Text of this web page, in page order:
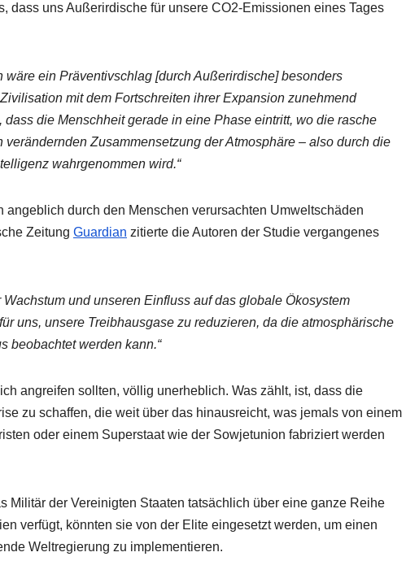
dass uns Außerirdische für unsere CO2-Emissionen eines Tages
wäre ein Präventivschlag [durch Außerirdische] besonders
mit dem Fortschreiten ihrer Expansion zunehmend
die Menschheit gerade in eine Phase eintritt, wo die rasche
Zusammensetzung der Atmosphäre – also durch die
wahrgenommen wird.“
angeblich durch den Menschen verursachten Umweltschäden
Zeitung Guardian zitierte die Autoren der Studie vergangenes
und unseren Einfluss auf das globale Ökosystem
uns, unsere Treibhausgase zu reduzieren, da die atmosphärische
beobachtet werden kann.“
angreifen sollten, völlig unerheblich. Was zählt, ist, dass die
zu schaffen, die weit über das hinausreicht, was jemals von einem
oder einem Superstaat wie der Sowjetunion fabriziert werden
Militär der Vereinigten Staaten tatsächlich über eine ganze Reihe
verfügt, könnten sie von der Elite eingesetzt werden, um einen
Weltregierung zu implementieren.